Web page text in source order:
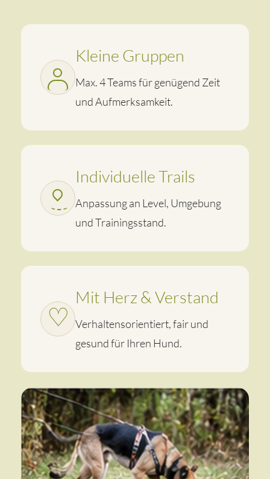
Kleine Gruppen
Max. 4 Teams für genügend Zeit
und Aufmerksamkeit.
Individuelle Trails
Anpassung an Level, Umgebung
und Trainingsstand.
Mit Herz & Verstand
Verhaltensorientiert, fair und
gesund für Ihren Hund.